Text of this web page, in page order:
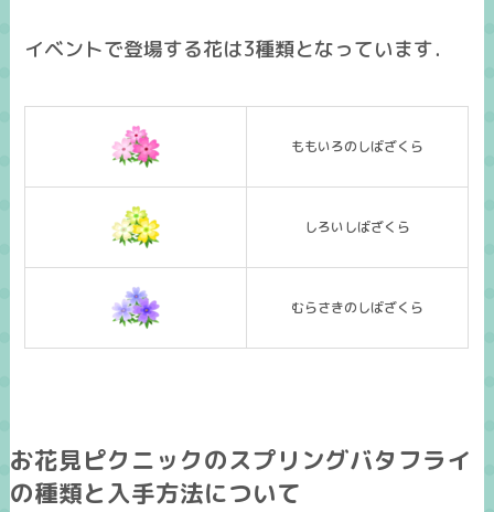
イベントで登場する花は3種類となっています．
ももいろのしばざくら
しろいしばざくら
むらさきのしばざくら
お花見ピクニックのスプリングバタフライ
の種類と入手方法について